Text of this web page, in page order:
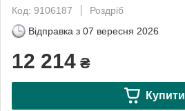
Код: 9106187
Роздріб
Відправка з 07 вересня 2026
12 214 ₴
Купити